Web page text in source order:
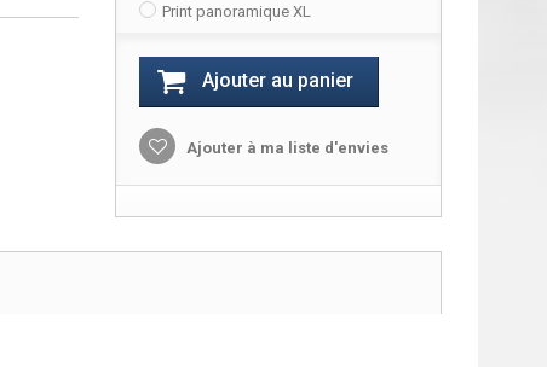
Print panoramique XL
Ajouter au panier
Ajouter à ma liste d'envies